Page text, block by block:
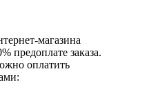
магазина
предоплате заказа.
оплатить